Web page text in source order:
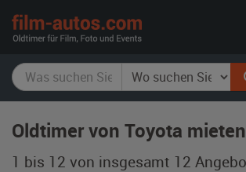
Oldtimer von Toyota mieten
1 bis 12 von insgesamt 12